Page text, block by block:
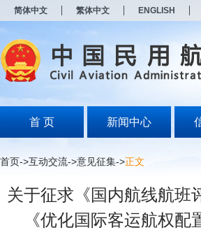
简体中文 繁体中文 ENGLISH
首 页 新闻中心
首页->互动交流->意见征集->正文
关于征求《国内航线航班
《优化国际客运航权
打
开
无
障
说
按
Alt
波
浪